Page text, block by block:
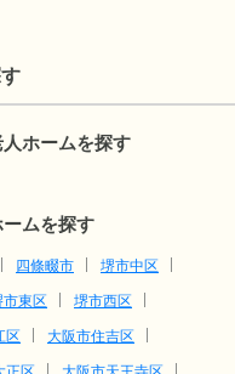
ホームを探す
ムを探す
四條畷市
堺市中区
市東区
堺市西区
区
大阪市住吉区